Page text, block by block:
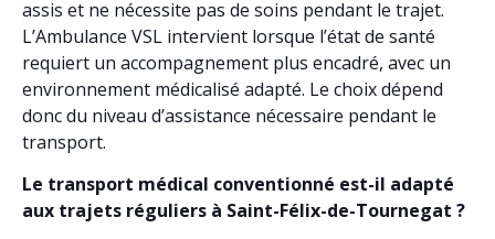
assis et ne nécessite pas de soins pendant le trajet.
L’Ambulance VSL intervient lorsque l’état de santé
requiert un accompagnement plus encadré, avec un
environnement médicalisé adapté. Le choix dépend
donc du niveau d’assistance nécessaire pendant le
transport.
Le transport médical conventionné est-il adapté
aux trajets réguliers à Saint-Félix-de-Tournegat ?